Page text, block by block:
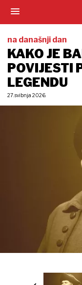
na današnji dan
KAKO JE
POVIJESTI
LEGENDU
27. svibnja 2026.